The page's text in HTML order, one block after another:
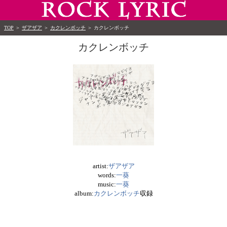
TOP ＞ ザアザア ＞ カクレンボッチ ＞ カクレンボッチ
カクレンボッチ
artist:ザアザア
words:一葵
music:一葵
album:カクレンボッチ収録